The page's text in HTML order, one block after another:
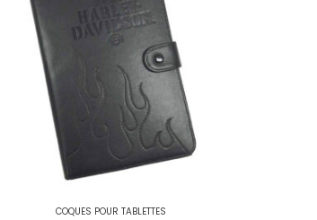
COQUES POUR TABLETTES